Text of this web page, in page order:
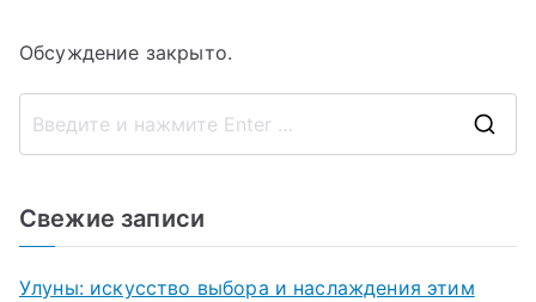
Обсуждение закрыто.
Свежие записи
Улуны: искусство выбора и наслаждения этим